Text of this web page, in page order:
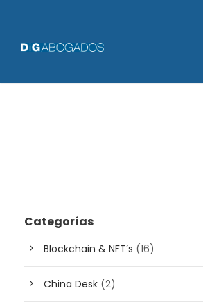
Categorías
Blockchain & NFT’s (16)
China Desk (2)